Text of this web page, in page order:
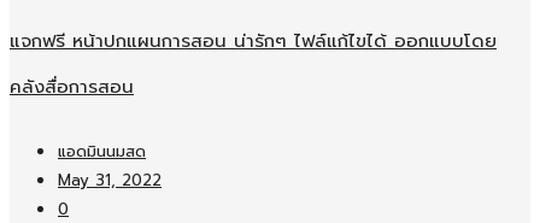
แจกฟรี หน้าปกแผนการสอน น่ารักๆ ไฟล์แก้ไขได้ ออกแบบโดย
คลังสื่อการสอน
แอดมินนมสด
May 31, 2022
0